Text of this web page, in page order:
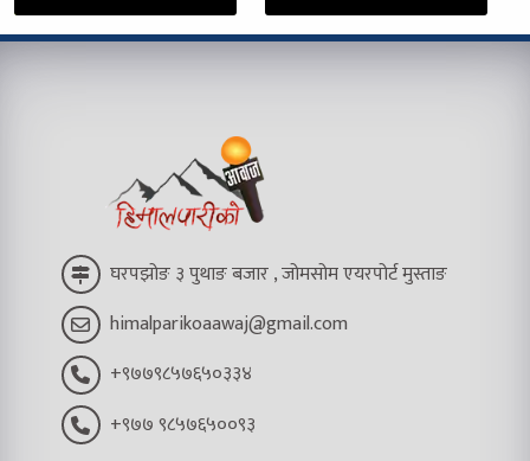
घरपझोङ ३ पुथाङ बजार , जोमसोम एयरपोर्ट मुस्ताङ
himalparikoaawaj@gmail.com
+९७७९८५७६५०३३४
+९७७ ९८५७६५००९३